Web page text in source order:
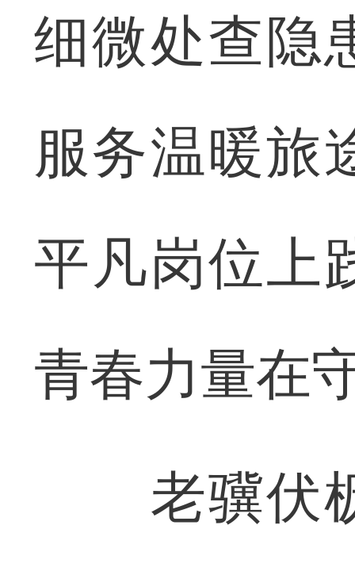
细微处查隐
服务温暖旅
平凡岗位上
青春力量在
老骥伏枥